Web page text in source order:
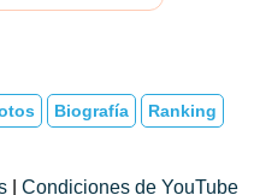
Biografía Ranking
Condiciones de YouTube